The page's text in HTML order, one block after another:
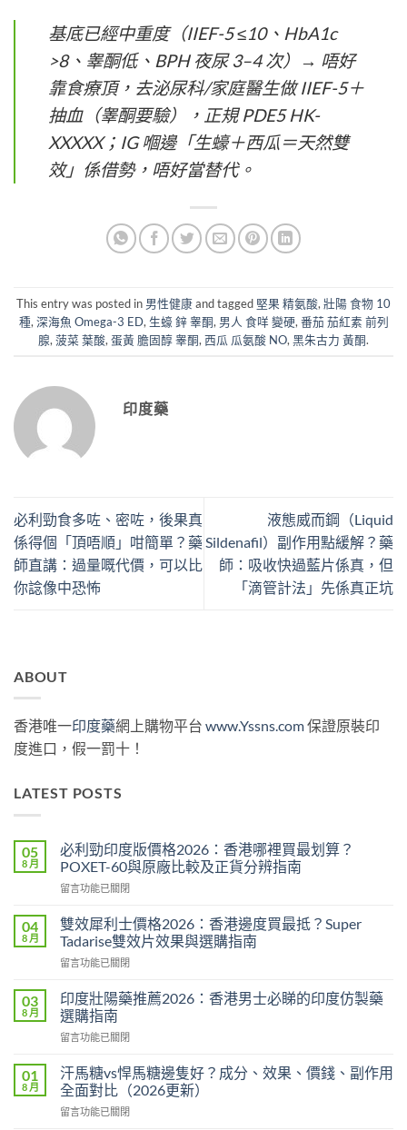
基底已經中重度（IIEF-5 ≤10、HbA1c
>8、睾酮低、BPH 夜尿 3–4 次）→ 唔好
靠食療頂，去泌尿科/家庭醫生做 IIEF-5＋
抽血（睾酮要驗），正規 PDE5 HK-
XXXXX；IG 嗰邊「生蠔＋西瓜＝天然雙
效」係借勢，唔好當替代。
This entry was posted in 男性健康and tagged 堅果 精氨酸, 壯陽 食物 10
種, 深海魚 Omega-3 ED, 生蠔 鋅 睾酮, 男人 食咩 變硬, 番茄 茄紅素 前列
腺, 菠菜 葉酸, 蛋黃 膽固醇 睾酮, 西瓜 瓜氨酸 NO, 黑朱古力 黃酮.
印度藥
必利勁食多咗、密咗，後果真
係得個「頂唔順」咁簡單？藥
師直講：過量嘅代價，可以比
你諗像中恐怖
液態威而鋼（Liquid
Sildenafil）副作用點緩解？藥
師：吸收快過藍片係真，但
「滴管計法」先係真正坑
ABOUT
香港唯一印度藥網上購物平台 www.Yssns.com保證原裝印
度進口，假一罰十！
LATEST POSTS
05
8 月
必利勁印度版價格2026：香港哪裡買最划算？
POXET-60與原廠比較及正貨分辨指南
在
利
勁
印
度
價
格
2026：
香
哪
裡
最
留言功能已關閉
04
8 月
雙效犀利士價格2026：香港邊度買最抵？Super
Tadarise雙效片效果與選購指南
在
效
犀
利
士
格
2026：
香
港
留言功能已關閉
03
8 月
印度壯陽藥推薦2026：香港男士必睇的印度仿製藥
選購指南
在
度
壯
陽
藥
留言功能已關閉
01
8 月
汗馬糖vs悍馬糖邊隻好？成分、效果、價錢、副作用
全面對比（2026更新）
在
留言功能已關閉